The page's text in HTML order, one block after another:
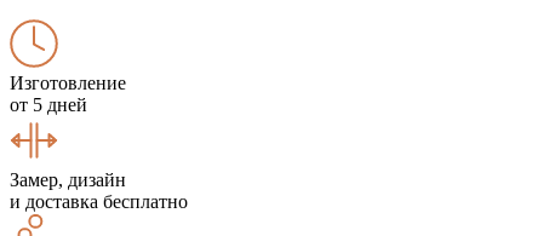
Изготовление
от 5 дней
Замер, дизайн
и доставка бесплатно